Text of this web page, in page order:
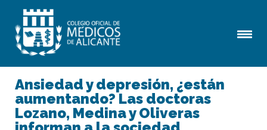
Ansiedad y depresión, ¿están
aumentando? Las doctoras
Lozano, Medina y Oliveras